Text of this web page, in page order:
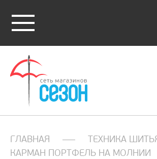
ГЛАВНАЯ ТЕХНИКА
КАРМАН ПОРТФЕЛЬ НА МОЛНИИ